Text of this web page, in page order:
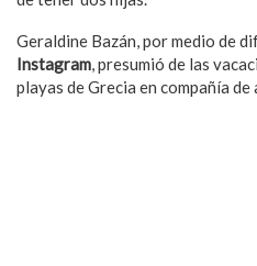
Geraldine Bazán, por medio de
Instagram, presumió de las
playas de Grecia en compañía